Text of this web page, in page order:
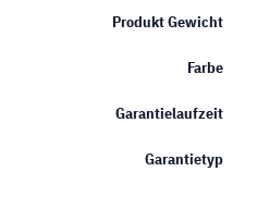
Produkt Gewicht
Farbe
Garantielaufzeit
Garantietyp